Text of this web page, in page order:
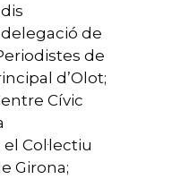
de
de
d’Olot;
Cívic
Col·lectiu
Girona;